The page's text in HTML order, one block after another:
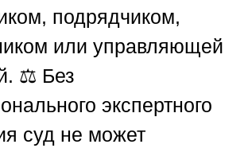
подрядчиком,
или управляющей
⚖️ Без
экспертного
суд не может